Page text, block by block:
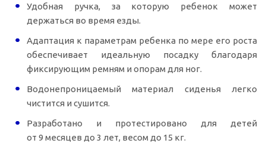
Удобная ручка, за которую ребенок может
держаться во время езды.
Адаптация к параметрам ребенка по мере его роста
обеспечивает идеальную посадку благодаря
фиксирующим ремням и опорам для ног.
Водонепроницаемый материал сиденья легко
чистится и сушится.
Разработано и протестировано для детей
от 9 месяцев до 3 лет, весом до 15 кг.